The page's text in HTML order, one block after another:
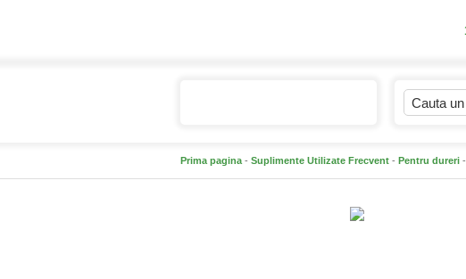
Prima pagina - Suplimente Utilizate Frecvent - Pentru dureri